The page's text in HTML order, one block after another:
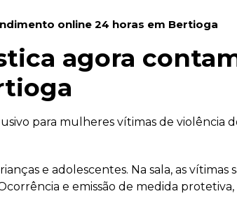
online 24 horas em Bertioga
agora
para mulheres vítimas de violência
e adolescentes. Na sala, as vítimas
e emissão de medida protetiva,